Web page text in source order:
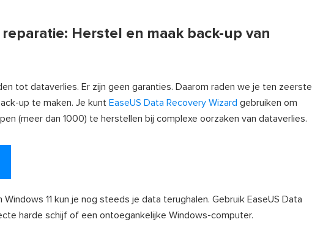
Herstel en maak back-up van
tot dataverlies. Er zijn geen garanties. Daarom raden we je ten zeerste
up te maken. Je kunt EaseUS Data Recovery Wizard gebruiken om
(meer dan 1000) te herstellen bij complexe oorzaken van dataverlies.
11 kun je nog steeds je data terughalen. Gebruik EaseUS Data
harde schijf of een ontoegankelijke Windows-computer.